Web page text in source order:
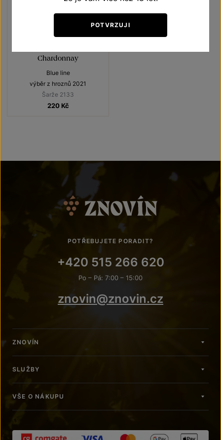
Chardonnay
Blue line
výběr z hroznů 2021
Šarže 2133
220 Kč
POTŘEBUJETE PORADIT?
+420 515 266 620
Po – Pá: 7:00 – 15:00
znovin@znovin.cz
ZNOVÍN
SLUŽBY
VŠE O NÁKUPU
POTVRZUJI